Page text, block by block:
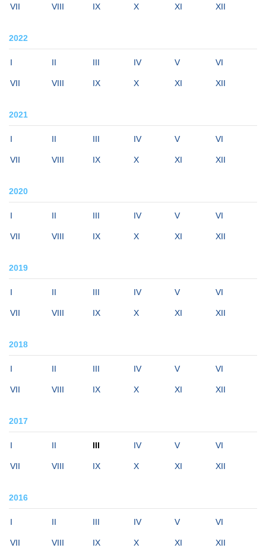
VII VIII IX X XI XII
2022
I II III IV V VI
VII VIII IX X XI XII
2021
I II III IV V VI
VII VIII IX X XI XII
2020
I II III IV V VI
VII VIII IX X XI XII
2019
I II III IV V VI
VII VIII IX X XI XII
2018
I II III IV V VI
VII VIII IX X XI XII
2017
I II III IV V VI
VII VIII IX X XI XII
2016
I II III IV V VI
VII VIII IX X XI XII